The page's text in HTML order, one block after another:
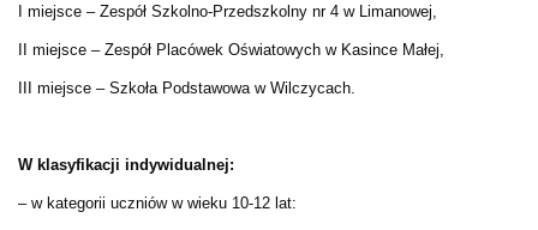
I miejsce – Zespół Szkolno-Przedszkolny nr 4 w Limanowej,
II miejsce – Zespół Placówek Oświatowych w Kasince Małej,
III miejsce – Szkoła Podstawowa w Wilczycach.
W klasyfikacji indywidualnej:
– w kategorii uczniów w wieku 10-12 lat: